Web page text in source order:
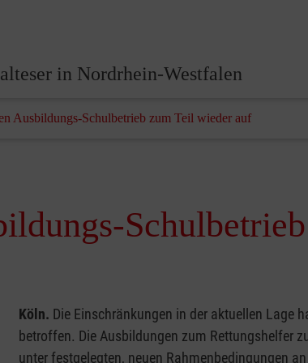
in Nordrhein-Westfalen
Ausbildungs-Schulbetrieb zum Teil wieder auf
Köln. Die Einschränkungen in der aktuellen Lage
betroffen. Die Ausbildungen zum Rettungshelfer
unter festgelegten, neuen Rahmenbedingungen